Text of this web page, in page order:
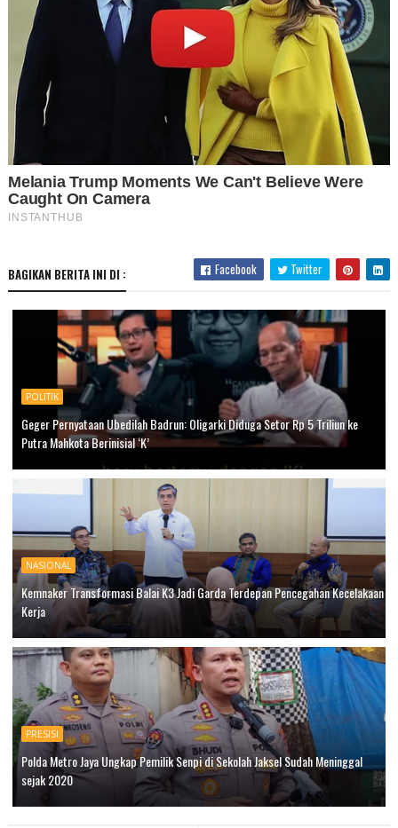
BAGIKAN BERITA INI DI : Facebook Twitter
POLITIK
Geger Pernyataan Ubedilah Badrun: Oligarki Diduga Setor Rp 5 Triliun ke
Putra Mahkota Berinisial ‘K’
NASIONAL
Kemnaker Transformasi Balai K3 Jadi Garda Terdepan Pencegahan Kecelakaan
Kerja
PRESISI
Polda Metro Jaya Ungkap Pemilik Senpi di Sekolah Jaksel Sudah Meninggal
sejak 2020